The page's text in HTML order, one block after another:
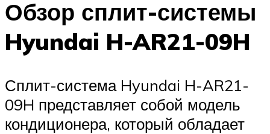
Обзор сплит-системы
Hyundai H-AR21-09H
Сплит-система Hyundai H-AR21-
09H представляет собой модель
кондиционера, который обладает